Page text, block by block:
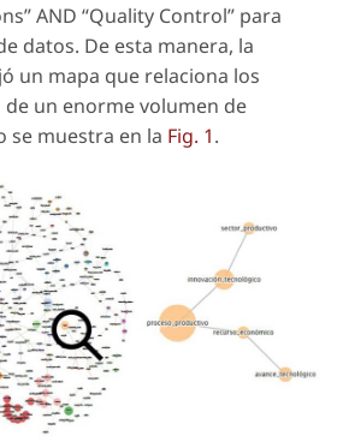
AND “Quality Control” para
datos. De esta manera, la
un mapa que relaciona los
un enorme volumen de
se muestra en la Fig. 1.